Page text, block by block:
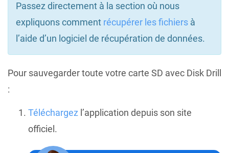
Passez directement à la section où nous
expliquons comment récupérer les fichiers à
l’aide d’un logiciel de récupération de données.
Pour sauvegarder toute votre carte SD avec Disk Drill
:
Téléchargez l’application depuis son site
officiel.